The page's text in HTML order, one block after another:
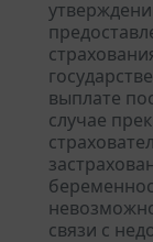
выплате
случае
связи с